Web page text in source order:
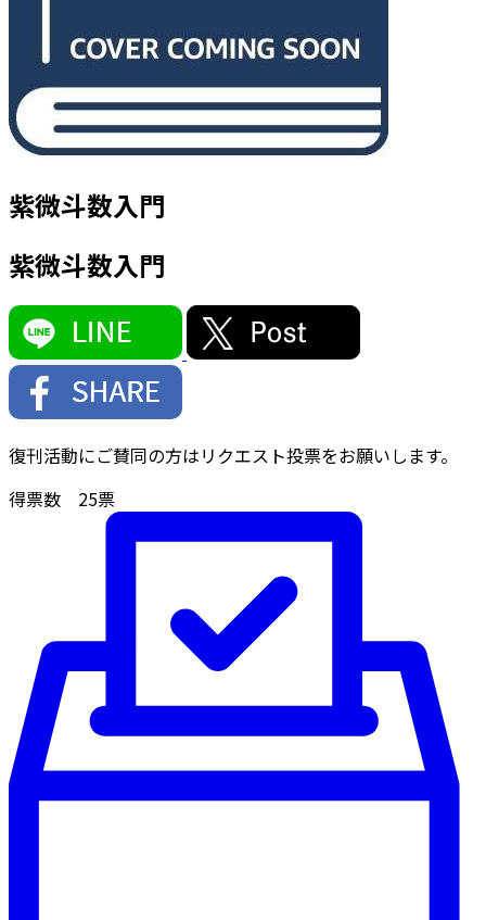
紫微斗数入門
紫微斗数入門
復刊活動にご賛同の方はリクエスト投票をお願いします。
得票数 25票